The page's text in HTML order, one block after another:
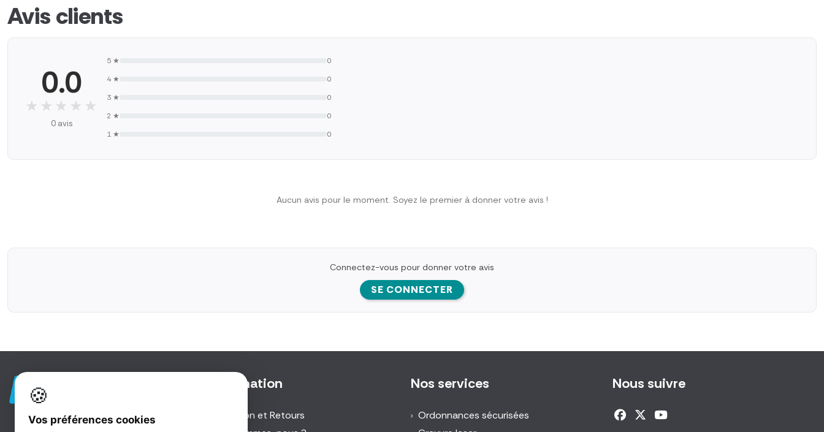
Avis clients
0.0
★★★★★
★★★★★
0 avis
5 ★
0
4 ★
0
3 ★
0
2 ★
0
1 ★
0
Aucun avis pour le moment. Soyez le premier à donner votre avis !
Connectez-vous pour donner votre avis
SE CONNECTER
Information
Livraison et Retours
Nos services
Ordonnances sécurisées
Nous suivre
🍪
Vos préférences cookies